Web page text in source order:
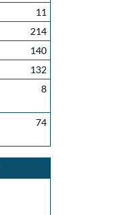
11
214
140
132
8
74